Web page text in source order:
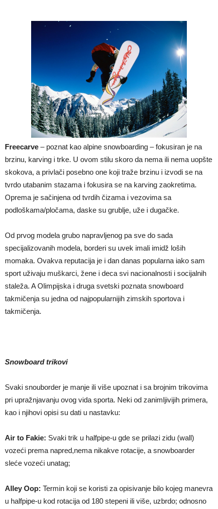
Freecarve – poznat kao alpine snowboarding – fokusiran je na
brzinu, karving i trke. U ovom stilu skoro da nema ili nema uopšte
skokova, a privlači posebno one koji traže brzinu i izvodi se na
tvrdo utabanim stazama i fokusira se na karving zaokretima.
Oprema je sačinjena od tvrdih čizama i vezovima sa
podloškama/pločama, daske su grublje, uže i dugačke.
Od prvog modela grubo napravljenog pa sve do sada
specijalizovanih modela, borderi su uvek imali imidž loših
momaka. Ovakva reputacija je i dan danas popularna iako sam
sport uživaju muškarci, žene i deca svi nacionalnosti i socijalnih
staleža. A Olimpijska i druga svetski poznata snowboard
takmičenja su jedna od najpopularnijih zimskih sportova i
takmičenja.
Snowboard trikovi
Svaki snouborder je manje ili više upoznat i sa brojnim trikovima
pri upražnjavanju ovog vida sporta. Neki od zanimljivijih primera,
kao i njihovi opisi su dati u nastavku:
Air to Fakie: Svaki trik u halfpipe-u gde se prilazi zidu (wall)
vozeći prema napred,nema nikakve rotacije, a snowboarder
sleće vozeći unatag;
Alley Oop: Termin koji se koristi za opisivanje bilo kojeg manevra
u halfpipe-u kod rotacija od 180 stepeni ili više, uzbrdo; odnosno